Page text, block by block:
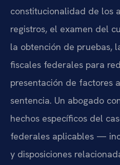
constitucionalidad de los
registros, el examen del
la obtención de pruebas,
fiscales federales para
presentación de factores
sentencia. Un abogado
hechos específicos del
federales aplicables —
y disposiciones